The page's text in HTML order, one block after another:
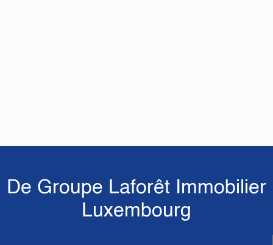
De Groupe Laforêt Immobilier
Luxembourg